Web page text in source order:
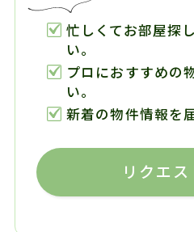
忙しくてお部屋探
い。
プロにおすすめの
い。
新着の物件情報を
リクエス